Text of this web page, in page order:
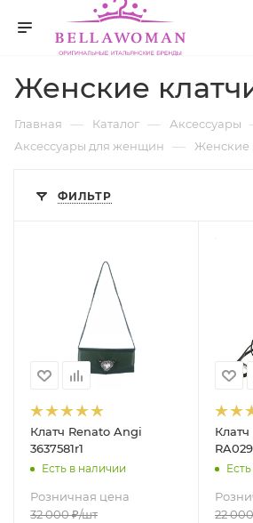
Женские
Главная — Каталог — Аксессуары
Аксессуары для женщин — Женские
ФИЛЬТР
Клатч Renato Angi
3637581r1
Есть в наличии
Розничная цена
32 000₽/шт
22 000